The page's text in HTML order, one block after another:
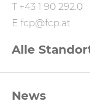
T +43 1 90 292.0
E fcp@fcp.at
Alle
News